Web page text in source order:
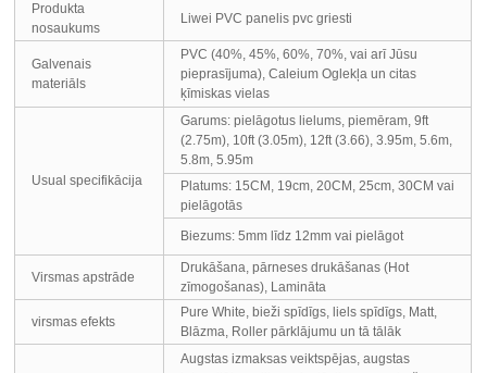
Produkta
nosaukums
Liwei PVC panelis pvc griesti
Galvenais
materiāls
PVC (40%, 45%, 60%, 70%, vai arī Jūsu
pieprasījuma), Caleium Oglekļa un citas
ķīmiskas vielas
Usual specifikācija
Garums: pielāgotus lielums, piemēram, 9ft
(2.75m), 10ft (3.05m), 12ft (3.66), 3.95m, 5.6m,
5.8m, 5.95m
Platums: 15CM, 19cm, 20CM, 25cm, 30CM vai
pielāgotās
Biezums: 5mm līdz 12mm vai pielāgot
Virsmas apstrāde
Drukāšana, pārneses drukāšanas (Hot
zīmogošanas), Lamināta
virsmas efekts
Pure White, bieži spīdīgs, liels spīdīgs, Matt,
Blāzma, Roller pārklājumu un tā tālāk
Augstas izmaksas veiktspējas, augstas